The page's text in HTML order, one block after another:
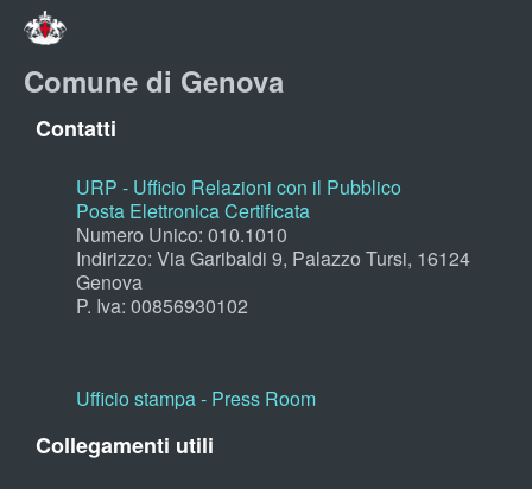
Comune di Genova
Contatti
URP - Ufficio Relazioni con il Pubblico
Posta Elettronica Certificata
Numero Unico: 010.1010
Indirizzo: Via Garibaldi 9, Palazzo Tursi, 16124
Genova
P. Iva: 00856930102
Ufficio stampa - Press Room
Collegamenti utili